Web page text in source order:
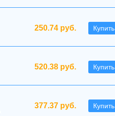
250.74 руб. Купить
520.38 руб. Купить
377.37 руб. Купить